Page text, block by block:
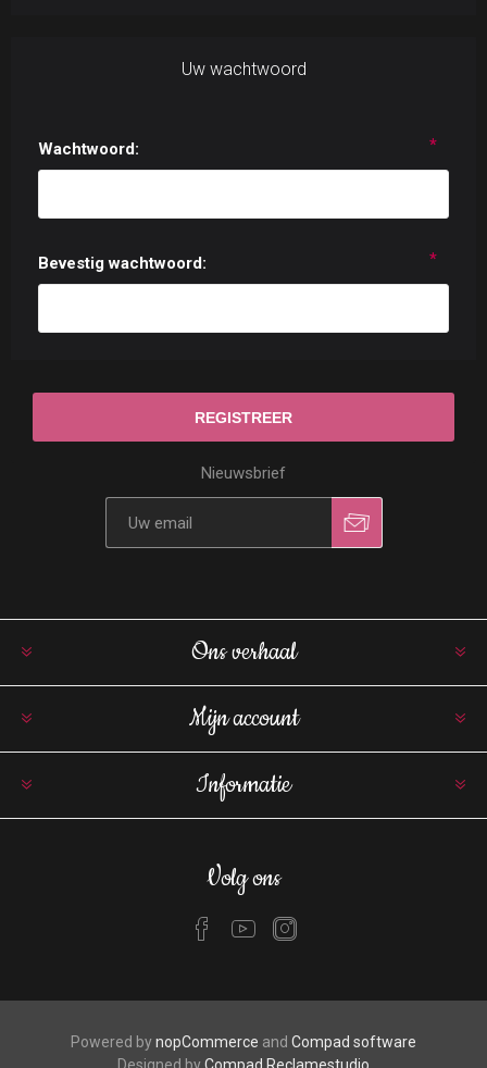
Uw wachtwoord
Wachtwoord: *
Bevestig wachtwoord: *
Nieuwsbrief
Ons verhaal
Mijn account
Informatie
Volg ons
Powered bynopCommerce and Compad software